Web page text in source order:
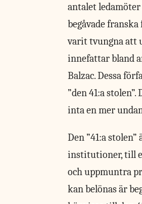
antalet
begåvade
varit tvungna att
innefattar bland
Balzac. Dessa
”den 41:a
inta en mer
Den ”41:a
institutioner, till
och uppmuntra
kan belönas är